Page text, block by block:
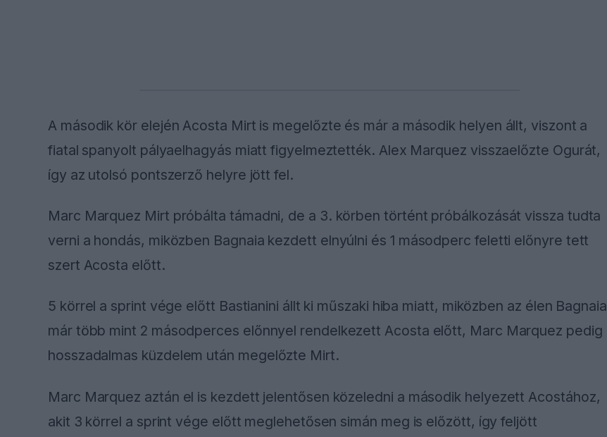
A második kör elején Acosta Mirt is megelőzte és már a második helyen állt, viszont a
fiatal spanyolt pályaelhagyás miatt figyelmeztették. Alex Marquez visszaelőzte Ogurát,
így az utolsó pontszerző helyre jött fel.
Marc Marquez Mirt próbálta támadni, de a 3. körben történt próbálkozását vissza tudta
verni a hondás, miközben Bagnaia kezdett elnyúlni és 1 másodperc feletti előnyre tett
szert Acosta előtt.
5 körrel a sprint vége előtt Bastianini állt ki műszaki hiba miatt, miközben az élen Bagnaia
már több mint 2 másodperces előnnyel rendelkezett Acosta előtt, Marc Marquez pedig
hosszadalmas küzdelem után megelőzte Mirt.
Marc Marquez aztán el is kezdett jelentősen közeledni a második helyezett Acostához,
akit 3 körrel a sprint vége előtt meglehetősen simán meg is előzött, így feljött